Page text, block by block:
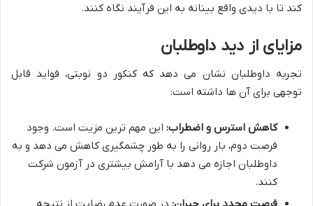
کند تا با دیدی واقع بینانه به این فرآیند نگاه کنند.
مزایای از دید داوطلبان
تجربه داوطلبان نشان می دهد که کنکور دو نوبتی، فواید قابل
توجهی برای آن ها داشته است:
کاهش استرس و اضطراب: این مهم ترین مزیت است. وجود
فرصت دوم، بار روانی را به طور چشمگیری کاهش می دهد و به
داوطلبان اجازه می دهد با آرامش بیشتری در آزمون شرکت
کنند.